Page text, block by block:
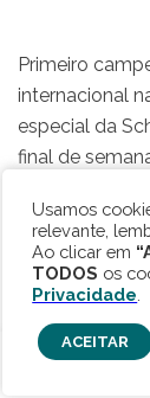
Primeiro
internacional
especial da
final de
uma
circuito, seu
seis
Usamos
relevante,
Ao clicar em
TODOS os
Privacidade
ACEITAR